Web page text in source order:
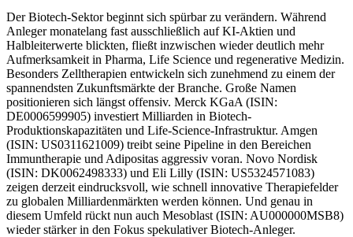
DerBiotech-Sektorbeginnt sich spürbar zu verändern. Während
Anleger monatelang fast ausschließlich auf KI-Aktien und
Halbleiterwerte blickten, fließt inzwischen wieder deutlich mehr
Aufmerksamkeit in Pharma, Life Science und regenerative Medizin.
Besonders Zelltherapien entwickeln sich zunehmend zu einem der
spannendsten Zukunftsmärkte der Branche. Große Namen
positionieren sich längst offensiv. Merck KGaA (ISIN:
DE0006599905) investiert Milliarden in Biotech-
Produktionskapazitäten und Life-Science-Infrastruktur. Amgen
(ISIN: US0311621009) treibt seine Pipeline in den Bereichen
Immuntherapie und Adipositas aggressiv voran. Novo Nordisk
(ISIN: DK0062498333) und Eli Lilly (ISIN: US5324571083)
zeigen derzeit eindrucksvoll, wie schnell innovative Therapiefelder
zu globalen Milliardenmärkten werden können. Und genau in
diesem Umfeld rückt nun auch Mesoblast (ISIN: AU000000MSB8)
wieder stärker in den Fokus spekulativer Biotech-Anleger.